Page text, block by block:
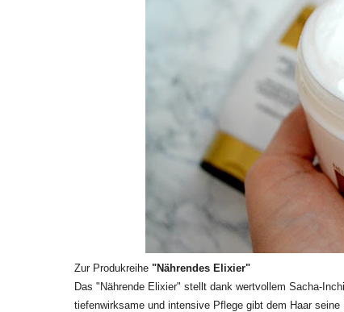
Zur Produkreihe "Nährendes Elixier"
Das "Nährende Elixier" stellt dank wertvollem Sacha-
tiefenwirksame und intensive Pflege gibt dem Haar